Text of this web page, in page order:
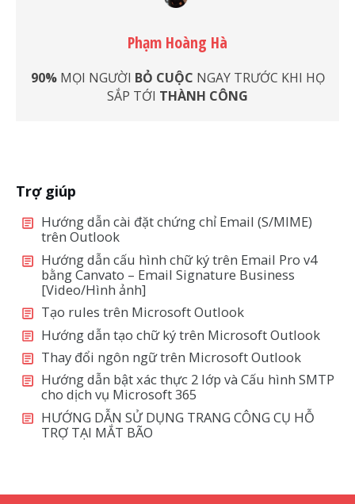
Phạm Hoàng Hà
90%MỌI NGƯỜI BỎ CUỘC NGAY TRƯỚC KHI HỌ
SẮP TỚI THÀNH CÔNG
Trợ giúp
Hướng dẫn cài đặt chứng chỉ Email (S/MIME)
trên Outlook
Hướng dẫn cấu hình chữ ký trên Email Pro v4
bằng Canvato – Email Signature Business
[Video/Hình ảnh]
Tạo rules trên Microsoft Outlook
Hướng dẫn tạo chữ ký trên Microsoft Outlook
Thay đổi ngôn ngữ trên Microsoft Outlook
Hướng dẫn bật xác thực 2 lớp và Cấu hình SMTP
cho dịch vụ Microsoft 365
HƯỚNG DẪN SỬ DỤNG TRANG CÔNG CỤ HỖ
TRỢ TẠI MẮT BÃO